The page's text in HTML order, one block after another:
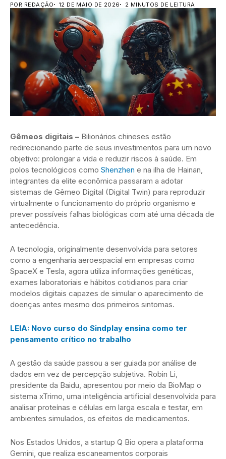
POR REDAÇÃO 12 DE MAIO DE 2026 2 MINUTOS DE LEITURA
Gêmeos digitais – Bilionários chineses estão
redirecionando parte de seus investimentos para um novo
objetivo: prolongar a vida e reduzir riscos à saúde. Em
polos tecnológicos como Shenzhen e na ilha de Hainan,
integrantes da elite econômica passaram a adotar
sistemas de Gêmeo Digital (Digital Twin) para reproduzir
virtualmente o funcionamento do próprio organismo e
prever possíveis falhas biológicas com até uma década de
antecedência.
A tecnologia, originalmente desenvolvida para setores
como a engenharia aeroespacial em empresas como
SpaceX e Tesla, agora utiliza informações genéticas,
exames laboratoriais e hábitos cotidianos para criar
modelos digitais capazes de simular o aparecimento de
doenças antes mesmo dos primeiros sintomas.
LEIA: Novo curso do Sindplay ensina como ter
pensamento crítico no trabalho
A gestão da saúde passou a ser guiada por análise de
dados em vez de percepção subjetiva. Robin Li,
presidente da Baidu, apresentou por meio da BioMap o
sistema xTrimo, uma inteligência artificial desenvolvida para
analisar proteínas e células em larga escala e testar, em
ambientes simulados, os efeitos de medicamentos.
Nos Estados Unidos, a startup Q Bio opera a plataforma
Gemini, que realiza escaneamentos corporais